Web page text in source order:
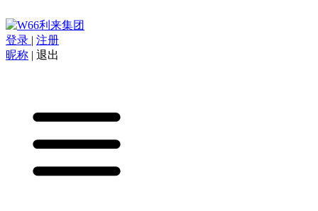
登录 | 注册
昵称 | 退出